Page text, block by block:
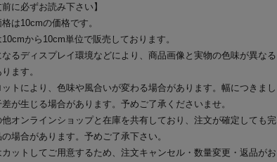
前に必ずお読み下さい】
格は10cmの価格です。
10cmから10cm単位で販売しております。
なるディスプレイ環境などにより、商品画像と実物の色味が異なる
ます。
ットにより、色味や風合いが変わる場合があります。幅につきまし
が生じる場合があります。予めご了承くださいませ。
他オンラインショップと在庫を共有しており、注文が確定しても完
場合があります。予めご了承下さい。
カットしてご用意するため、注文キャンセル・数量変更・返品がお